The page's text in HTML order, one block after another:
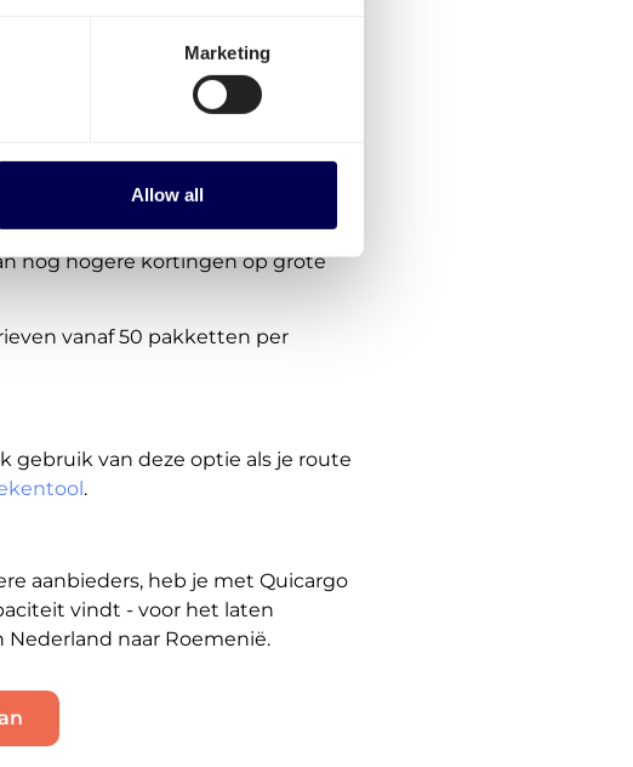
Marketing
Allow all
voor jou in het portaal.
beschikbaar voor alle routes. Het
uitgebreid.
nog hogere kortingen op grote
vanaf 50 pakketten per
gebruik van deze optie als je route
.
aanbieders, heb je met Quicargo
vindt - voor het laten
naar Roemenië.